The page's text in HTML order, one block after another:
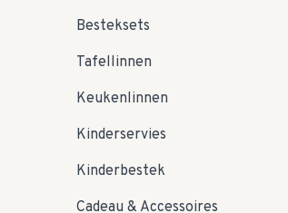
Besteksets
Tafellinnen
Keukenlinnen
Kinderservies
Kinderbestek
Cadeau & Accessoires